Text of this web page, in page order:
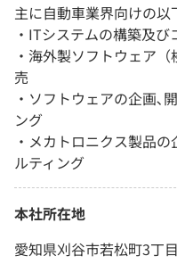
主に自動車業界向けの以
・ITシステムの構築及
・海外製ソフトウェア
売
・ソフトウェアの企画､
ング
・メカトロニクス製品
ルティング
本社所在地
愛知県刈谷市若松町3丁